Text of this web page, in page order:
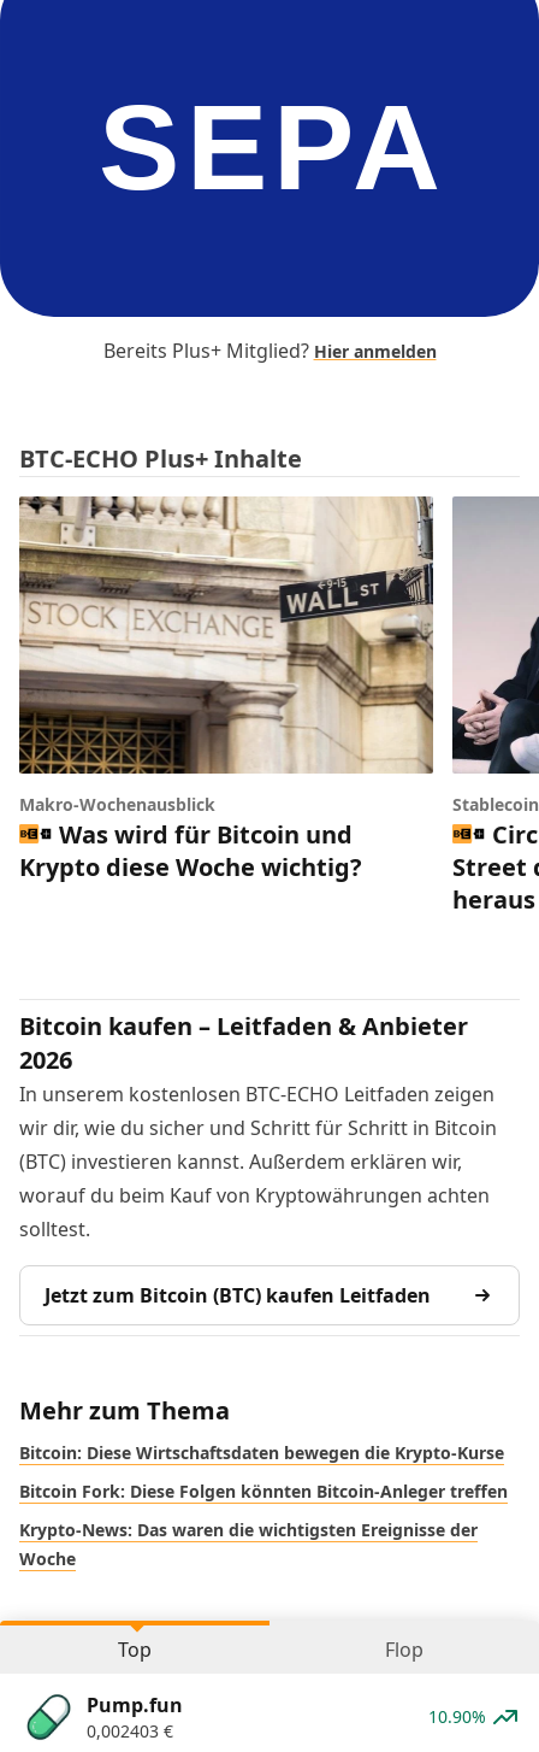
SEPA
Bereits Plus+ Mitglied? Hier anmelden
BTC-ECHO Plus+ Inhalte
Makro-Wochenausblick
Was wird für Bitcoin und
Krypto diese Woche wichtig?
Street
heraus
Bitcoin kaufen – Leitfaden & Anbieter
2026
In unserem kostenlosen BTC-ECHO Leitfaden zeigen
wir dir, wie du sicher und Schritt für Schritt in Bitcoin
(BTC) investieren kannst. Außerdem erklären wir,
worauf du beim Kauf von Kryptowährungen achten
solltest.
Jetzt zum Bitcoin (BTC) kaufen Leitfaden
Mehr zum Thema
Bitcoin: Diese Wirtschaftsdaten bewegen die Krypto-Kurse
Bitcoin Fork: Diese Folgen könnten Bitcoin-Anleger treffen
Krypto-News: Das waren die wichtigsten Ereignisse der
Woche
Top Flop
Pump.fun
0,002403 €
10.90%